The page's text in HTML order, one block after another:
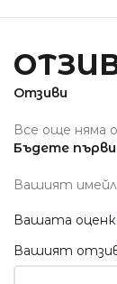
Отзиви
Все още няма
Бъдете
Вашият имейл
Вашата
Вашият